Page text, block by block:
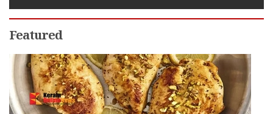
സുരക്ഷയ്ക്കായി നിയോഗിച്ച
ഉദ‍്യോഗ‍്യസ്ഥർക്കെതിരേ കോക്‌റോച്ച്
ജനതാ പാർട്ടി സ്ഥാപകൻ അഭിജീത്
ദിപ്കെ
Featured